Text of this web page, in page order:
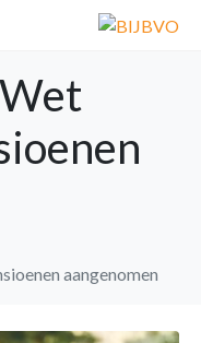
aangenomen